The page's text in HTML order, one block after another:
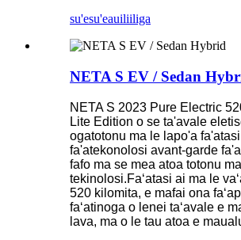
su'esu'eauiliiliga
NETA S EV / Sedan
NETA S 2023 Pure Electric
Lite Edition o se ta'avale
ogatotonu ma le lapo'a
fa'atekonolosi avant-garde
fafo ma se mea atoa totonu
tekinolosi.Faʻatasi ai ma le
520 kilomita, e mafai ona
faʻatinoga o lenei taʻavale e
lava, ma o le tau atoa e